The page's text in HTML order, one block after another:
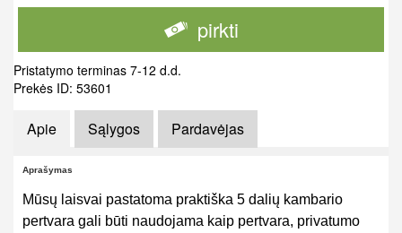
pirkti
Pristatymo terminas 7-12 d.d.
Prekės ID: 53601
Apie Sąlygos Pardavėjas
Aprašymas
Mūsų laisvai pastatoma praktiška 5 dalių kambario
pertvara gali būti naudojama kaip pertvara, privatumo